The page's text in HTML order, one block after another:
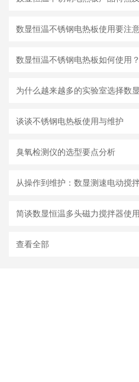
数显恒温不锈钢电热板如何使用？
谈谈不锈钢电热板使用与维护
臭氧检测仪的选型要点分析
查看全部